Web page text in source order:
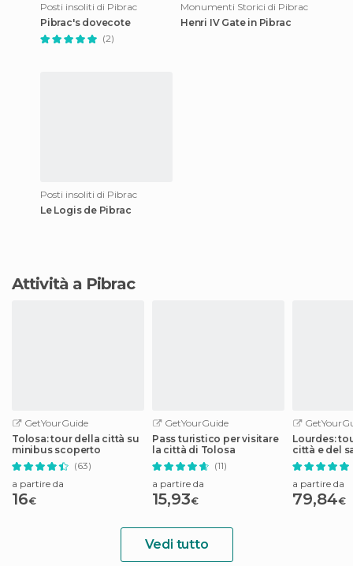
Posti insoliti di Pibrac
Pibrac's dovecote
(2)
Monumenti Storici di Pibrac
Henri IV Gate in Pibrac
Posti insoliti di Pibrac
Le Logis de Pibrac
Attività a Pibrac
GetYourGuide
Tolosa: tour della città su
minibus scoperto
(63)
a partire da
16€
GetYourGuide
Pass turistico per visitare
la città di Tolosa
(11)
a partire da
15,93€
Lourdes:
città e del
a partire da
79,84€
Vedi tutto